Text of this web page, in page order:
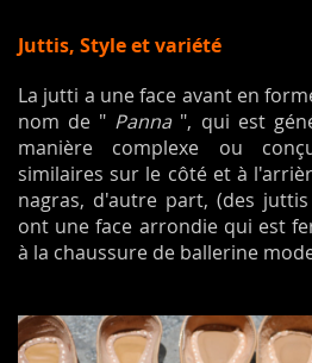
Juttis, Style et variété
La jutti a une face avant en
nom de " Panna", qui est
manière complexe ou
similaires sur le côté et à
nagras, d'autre part, (des
ont une face arrondie qui est
à la chaussure de ballerine